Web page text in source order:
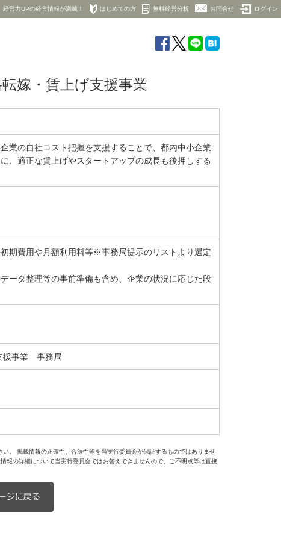
経営力UPの経営情報が満載！ はじめての方 無料経営分析 お問合せ ログイン
嫁・賃上げ支援事業
業の自社コスト把握を支援することで、都内中小企業
、適正な賃上げやスタートアップの成長も後押しする
期費用や月額利用料等※事務局提示のリストより選定
ータ整理等の事前準備も含め、企業の状況に応じた段
援事業 事務局
。 掲載情報の正確性、合法性等を当実行委員会が保証するものではありませ
報の詳細について当実行委員会ではお答えできませんので、ご不明点等は直接